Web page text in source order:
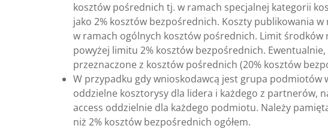
kosztów pośrednich tj. w ramach specjalnej kategorii
jako 2% kosztów bezpośrednich. Koszty publikowania
w ramach ogólnych kosztów pośrednich. Limit
powyżej limitu 2% kosztów bezpośrednich.
przeznaczone z kosztów pośrednich (20% kosztów
W przypadku gdy wnioskodawcą jest grupa podmiotów
oddzielne kosztorysy dla lidera i każdego z partnerów,
access oddzielnie dla każdego podmiotu. Należy
niż 2% kosztów bezpośrednich ogółem.